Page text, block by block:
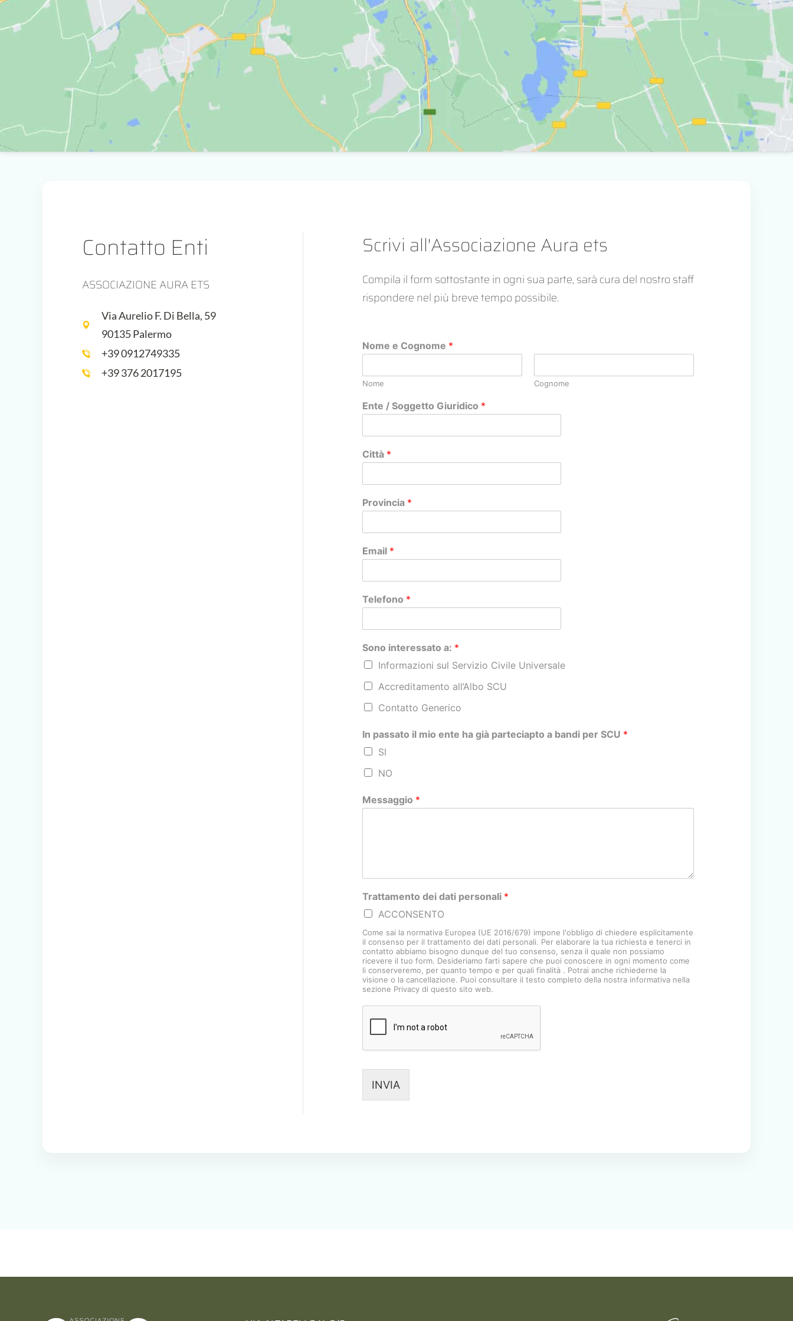
Contatto Enti
ASSOCIAZIONE AURA ETS
Via Aurelio F. Di Bella, 59
90135 Palermo
+39 0912749335
+39 376 2017195
Scrivi all'Associazione Aura ets
Compila il form sottostante in ogni sua parte, sarà cura del nostro staff
rispondere nel più breve tempo possibile.
Nome e Cognome *
Nome Cognome
Ente / Soggetto Giuridico *
Città *
Provincia *
Email *
Telefono *
Sono interessato a: *
Informazioni sul Servizio Civile Universale
Accreditamento all’Albo SCU
Contatto Generico
In passato il mio ente ha già parteciapto a bandi per SCU *
SI
NO
Messaggio *
Trattamento dei dati personali *
ACCONSENTO
Come sai la normativa Europea (UE 2016/679) impone l'obbligo di chiedere esplicitamente
il consenso per il trattamento dei dati personali. Per elaborare la tua richiesta e tenerci in
contatto abbiamo bisogno dunque del tuo consenso, senza il quale non possiamo
ricevere il tuo form. Desideriamo farti sapere che puoi conoscere in ogni momento come
li conserveremo, per quanto tempo e per quali finalità . Potrai anche richiederne la
visione o la cancellazione. Puoi consultare il testo completo della nostra informativa nella
sezione Privacy di questo sito web.
INVIA